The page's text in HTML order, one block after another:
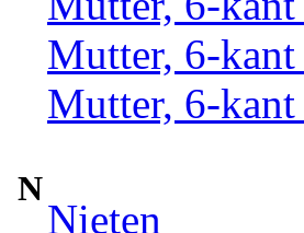
Mutter, 6-
Mutter, 6-
N
Nieten